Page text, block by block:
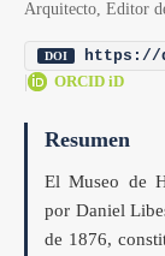
Arquitecto, Editor
DOI https://
| ORCID iD
Resumen
El Museo de
por Daniel
de 1876,